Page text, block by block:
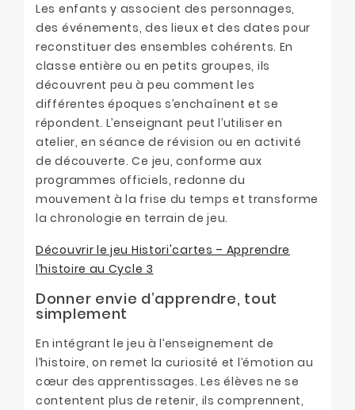
Les enfants y associent des personnages,
des événements, des lieux et des dates pour
reconstituer des ensembles cohérents. En
classe entière ou en petits groupes, ils
découvrent peu à peu comment les
différentes époques s’enchaînent et se
répondent. L’enseignant peut l’utiliser en
atelier, en séance de révision ou en activité
de découverte. Ce jeu, conforme aux
programmes officiels, redonne du
mouvement à la frise du temps et transforme
la chronologie en terrain de jeu.
Découvrir le jeu Histori'cartes – Apprendre
l’histoire au Cycle 3
Donner envie d’apprendre, tout
simplement
En intégrant le jeu à l’enseignement de
l’histoire, on remet la curiosité et l’émotion au
cœur des apprentissages. Les élèves ne se
contentent plus de retenir, ils comprennent,